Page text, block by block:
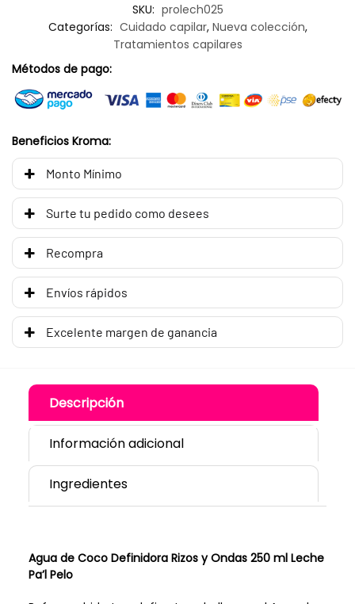
SKU: prolech025
Categorías: Cuidado capilar, Nueva colección,
Tratamientos capilares
Métodos de pago:
Beneficios Kroma:
Monto Mínimo
Surte tu pedido como desees
Recompra
Envíos rápidos
Excelente margen de ganancia
Descripción
Información adicional
Ingredientes
Agua de Coco Definidora Rizos y Ondas 250 ml Leche
Pa’l Pelo